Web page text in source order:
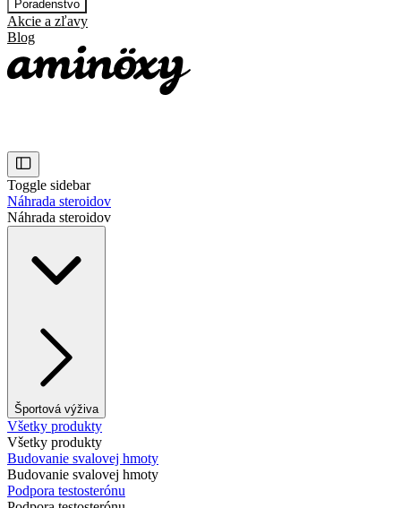
Poradenstvo
Akcie a zľavy
Blog
Toggle sidebar
Náhrada steroidov
Náhrada steroidov
Športová výživa
Všetky produkty
Všetky produkty
Budovanie svalovej hmoty
Budovanie svalovej hmoty
Podpora testosterónu